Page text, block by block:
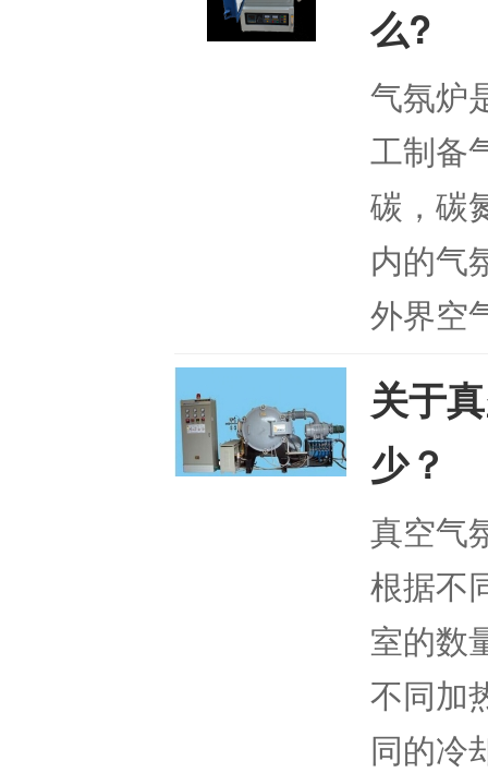
么?
气氛炉
工制备
碳，碳
内的气
外界空
关于
少？
真空气
根据不
室的数
不同加
同的冷